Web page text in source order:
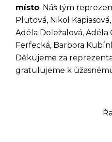
místo. Náš tým
Plutová, Nikol
Adéla Doležalová, Adéla
Ferfecká, Barbora
Děkujeme za
gratulujeme k